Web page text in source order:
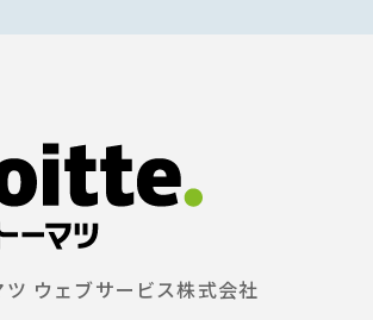
ウェブサービス株式会社